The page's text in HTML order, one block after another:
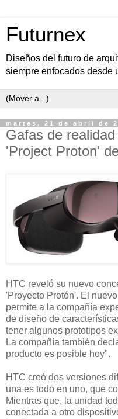
Futurnex
Diseños del futuro de
siempre enfocados desde
martes, 21 de abril de
Gafas de
'Project Proton'
HTC reveló su nuevo
'Proyecto Protón'. El
permite a la compañía
de diseño de
tener algunos prototipos
La compañía también
producto es posible hoy".
HTC creó dos versiones
una es todo en uno, que
Mientras que, la unidad
conectada a otro